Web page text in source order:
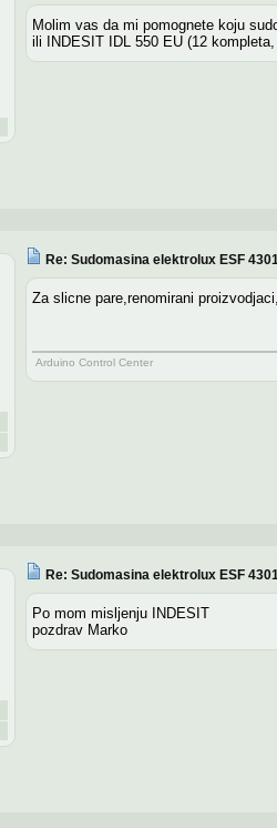
Molim vas da mi pomognete koju
ili INDESIT IDL 550 EU (12
Re: Sudomasina elektrolux ESF
Za slicne pare,renomirani
Arduino Control Center
Re: Sudomasina elektrolux ESF
Po mom misljenju INDESIT
pozdrav Marko